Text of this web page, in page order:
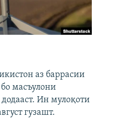
аз баррасии
масъулони
Ин мулоқоти
гузашт.